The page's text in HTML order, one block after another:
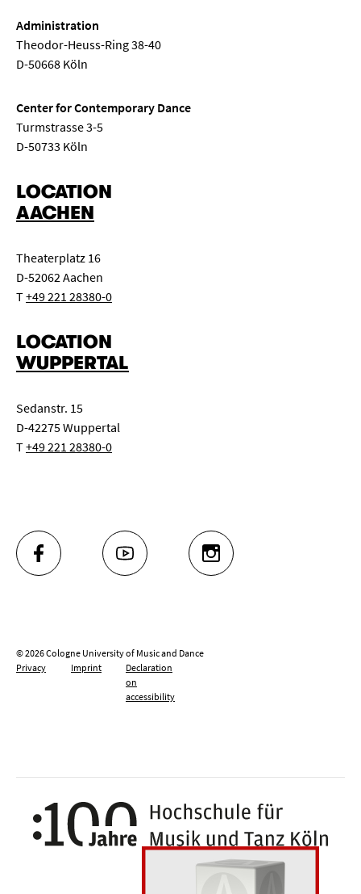
Administration
Theodor-Heuss-Ring 38-40
D-50668 Köln
Center for Contemporary Dance
Turmstrasse 3-5
D-50733 Köln
LOCATION
AACHEN
Theaterplatz 16
D-52062 Aachen
T+49 221 28380-0
LOCATION
WUPPERTAL
Sedanstr. 15
D-42275 Wuppertal
T+49 221 28380-0
FACEBOOK YOUTUBE INSTAGRAM
© 2026 Cologne University of Music and Dance
Privacy
Imprint
Declaration
on
accessibility